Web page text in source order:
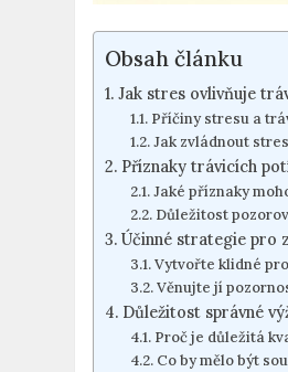
Obsah článku
Jak stres ovlivňuje
Příčiny stresu a
Jak zvládnout
Příznaky trávicích
Jaké příznaky
Důležitost
Účinné strategie pro
Vytvořte klidné
Věnujte jí
Důležitost správné
Proč je důležitá
Co by mělo být